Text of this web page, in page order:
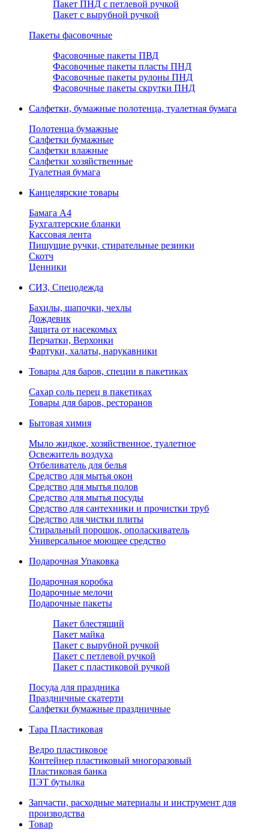
Пакет ПНД с петлевой ручкой
Пакет с вырубной ручкой
Пакеты фасовочные
Фасовочные пакеты ПВД
Фасовочные пакеты пласты ПНД
Фасовочные пакеты рулоны ПНД
Фасовочные пакеты скрутки ПНД
Салфетки, бумажные полотенца, туалетная бумага
Полотенца бумажные
Салфетки бумажные
Салфетки влажные
Салфетки хозяйственные
Туалетная бумага
Канцелярские товары
Бамага А4
Бухгалтерские бланки
Кассовая лента
Пишущие ручки, стирательные резинки
Скотч
Ценники
СИЗ, Спецодежда
Бахилы, шапочки, чехлы
Дождевик
Защита от насекомых
Перчатки, Верхонки
Фартуки, халаты, нарукавники
Товары для баров, специи в пакетиках
Сахар соль перец в пакетиках
Товары для баров, ресторанов
Бытовая химия
Мыло жидкое, хозяйственное, туалетное
Освежитель воздуха
Отбеливатель для белья
Средство для мытья окон
Средство для мытья полов
Средство для мытья посуды
Средство для сантехники и прочистки труб
Средство для чистки плиты
Стиральный порошок, ополаскиватель
Универсальное моющее средство
Подарочная Упаковка
Подарочная коробка
Подарочные мелочи
Подарочные пакеты
Пакет блестящий
Пакет майка
Пакет с вырубной ручкой
Пакет с петлевой ручкой
Пакет с пластиковой ручкой
Посуда для праздника
Праздничные скатерти
Салфетки бумажные праздничные
Тара Пластиковая
Ведро пластиковое
Контейнер пластиковый многоразовый
Пластиковая банка
ПЭТ бутылка
Запчасти, расходные материалы и инструмент для
производства
Товар